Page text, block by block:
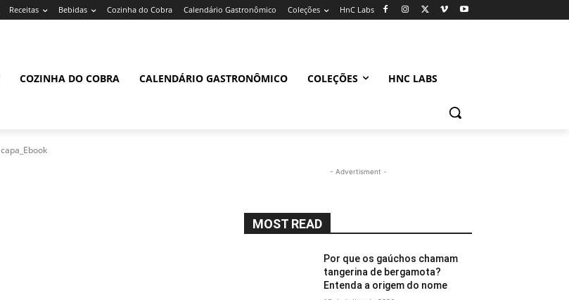
Receitas Bebidas Cozinha do Cobra Calendário Gastronômico Coleções HnC Labs
COZINHA DO COBRA CALENDÁRIO GASTRONÔMICO COLEÇÕES HNC LABS
capa_Ebook
- Advertisment -
MOST READ
Por que os gaúchos chamam
tangerina de bergamota?
Entenda a origem do nome